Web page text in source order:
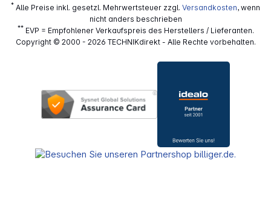
* Alle Preise inkl. gesetzl. Mehrwertsteuer zzgl. Versandkosten, wenn
nicht anders beschrieben
**EVP = Empfohlener Verkaufspreis des Herstellers / Lieferanten.
Copyright © 2000 - 2026 TECHNIKdirekt - Alle Rechte vorbehalten.